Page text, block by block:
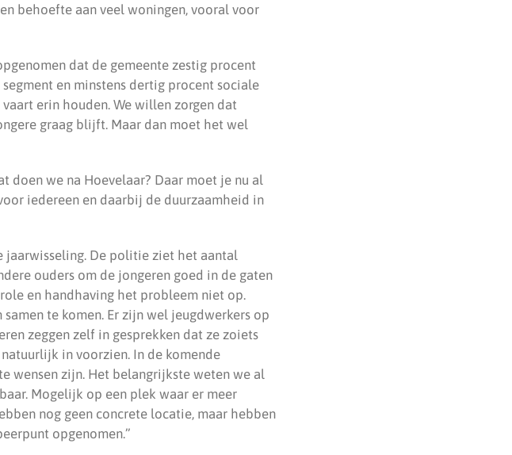
behoefte aan veel woningen, vooral voor
dat de gemeente zestig procent
en minstens dertig procent sociale
erin houden. We willen zorgen dat
graag blijft. Maar dan moet het wel
doen we na Hoevelaar? Daar moet je nu al
iedereen en daarbij de duurzaamheid in
jaarwisseling. De politie ziet het aantal
ouders om de jongeren goed in de gaten
en handhaving het probleem niet op.
te komen. Er zijn wel jeugdwerkers op
zeggen zelf in gesprekken dat ze zoiets
in voorzien. In de komende
wensen zijn. Het belangrijkste weten we al
Mogelijk op een plek waar er meer
nog geen concrete locatie, maar hebben
opgenomen.”